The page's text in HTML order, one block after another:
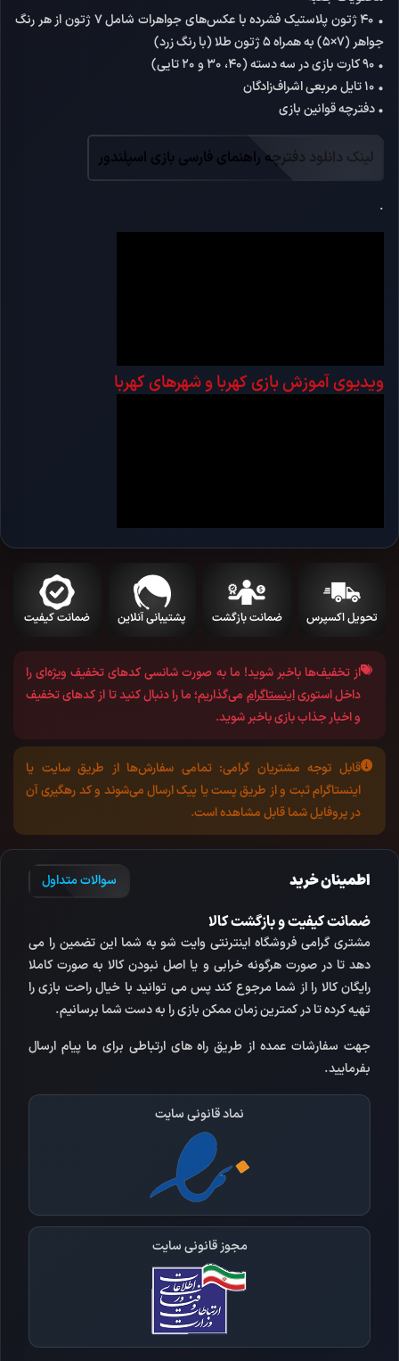
• ۴۰ ژتون پلاستیک فشرده با عکس‌های جواهرات شامل ۷ ژتون از هر رنگ
جواهر (۷×۵) به همراه ۵ ژتون طلا (با رنگ زرد)
• ۹۰ کارت بازی در سه دسته (۴۰، ۳۰ و ۲۰ تایی)
• ۱۰ تایل مربعی اشراف‌زادگان
• دفترچه قوانین بازی
لینک دانلود دفترچه راهنمای فارسی بازی اسپلندور
.
ویدیوی آموزش بازی کهربا و شهرهای کهربا
تحویل اکسپرس ضمانت بازگشت پشتیبانی آنلاین ضمانت کیفیت
از تخفیف‌ها باخبر شوید! ما به صورت شانسی کد‌های تخفیف ویژه‌ای را
داخل استوریاینستاگرام می‌گذاریم؛ ما را دنبال کنید تا از کد‌های تخفیف
و اخبار جذاب بازی باخبر شوید.
قابل توجه مشتریان گرامی: تمامی سفارش‌ها از طریق سایت یا
اینستاگرام ثبت و از طریق پست یا پیک ارسال می‌شوند و کد رهگیری آن
در پروفایل شما قابل مشاهده است.
اطمینان خرید سوالات متداول
ضمانت کیفیت و بازگشت کالا
مشتری گرامی فروشگاه اینترنتی وایت شو به شما این تضمین را می
دهد تا در صورت هرگونه خرابی و یا اصل نبودن کالا به صورت کاملا
رایگان کالا را از شما مرجوع کند پس می توانید با خیال راحت بازی را
تهیه کرده تا در کمترین زمان ممکن بازی را به دست شما برسانیم.
جهت سفارشات عمده از طریق راه های ارتباطی برای ما پیام ارسال
بفرمایید.
نماد قانونی سایت
مجوز قانونی سایت